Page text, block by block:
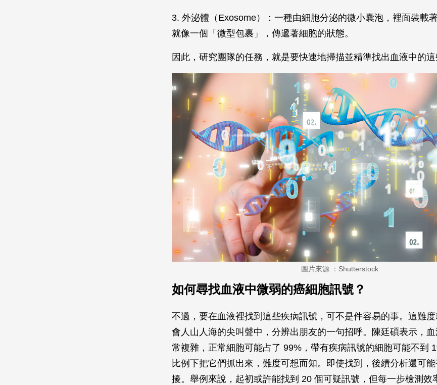
3. 外泌體（Exosome）：一種由細胞分泌的微小囊泡，裡面裝載
就像一個「微型包裹」，傳遞著細胞的狀態。
因此，研究團隊的任務，就是要快速地掃描並精準找出血液中的這
圖片來源 ：Shutterstock
如何尋找血液中微弱的癌細胞訊號？
不過，要在血液裡找到這些疾病訊號，可不是件容易的事。這難
會人山人海的尖叫聲中，分辨出朋友的一句招呼。陳廷碩表示，
常複雜，正常細胞可能占了 99%，帶有疾病訊號的細胞可能不到
比例下把它們抓出來，難度可想而知。即使找到，後續分析還可
擾。舉例來說，起初或許能找到 20 個可疑訊號，但每一步檢測效